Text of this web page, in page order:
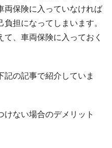
両保険に入っていなければ
担になってしまいます。
、車両保険に入っておく
記の記事で紹介していま
けない場合のデメリット